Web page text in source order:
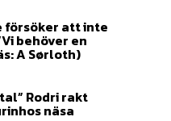
försöker att inte
behöver en
A Sørloth)
Rodri rakt
näsa